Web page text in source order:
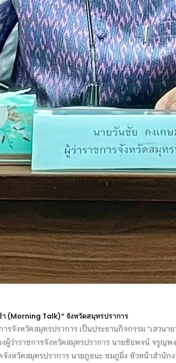
า (Morning Talk)” จังหวัดสมุทรปราการ
จังหวัดสมุทรปราการ เป็นประธานกิจกรรม “เสวนา
ว่าราชการจังหวัดสมุทรปราการ นายชัยพจน์ จรูญพ
หวัดสมุทรปราการ นายภูธนะ ชมภูมิ่ง หัวหน้าสำนัก